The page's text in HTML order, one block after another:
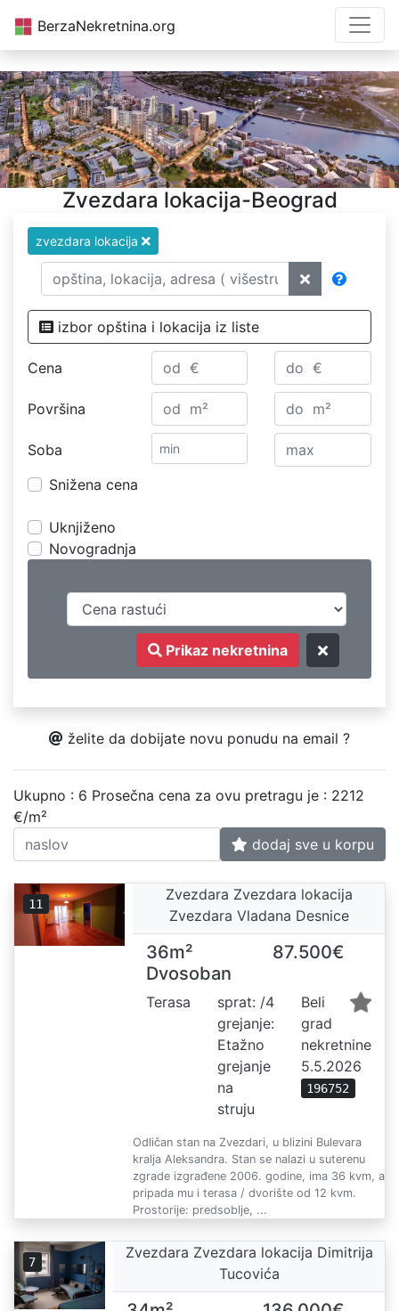
BerzaNekretnina.org
Zvezdara lokacija-Beograd
zvezdara lokacija
izbor opština i lokacija iz liste
Cena
Površina
Soba
Snižena cena
Uknjiženo
Novogradnja
Prikaz nekretnina
želite da dobijate novu ponudu na email ?
Ukupno : 6 Prosečna cena za ovu pretragu je : 2212
€/m²
dodaj sve u korpu
11
Zvezdara Zvezdara lokacija
Zvezdara Vladana Desnice
36m²
Dvosoban
87.500€
Terasa
sprat: /4
grejanje:
Etažno
grejanje
na
struju
Beli
grad
nekretnine
5.5.2026
196752
Odličan stan na Zvezdari, u blizini Bulevara
kralja Aleksandra. Stan se nalazi u suterenu
zgrade izgrađene 2006. godine, ima 36 kvm, a
pripada mu i terasa / dvorište od 12 kvm.
Prostorije: predsoblje, ...
7
Zvezdara Zvezdara lokacija Dimitrija
Tucovića